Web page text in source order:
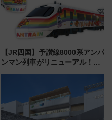
【JR四国】予讃線8000系アンパ
ンマン列車がリニューアル！内